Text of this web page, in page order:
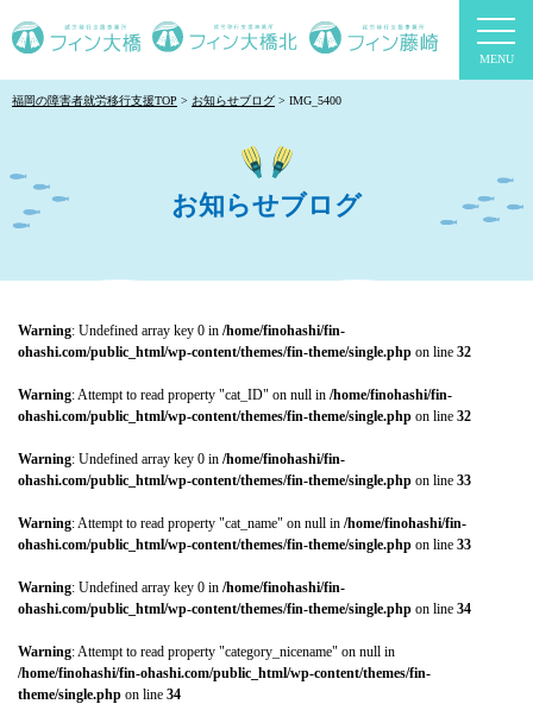
福岡の障害者就労移行支援TOP お知らせブログ IMG_5400
お知らせブログ
Warning: Undefined array key 0 in /home/finohashi/fin-
ohashi.com/public_html/wp-content/themes/fin-theme/single.php on line 32
Warning: Attempt to read property "cat_ID" on null in /home/finohashi/fin-
ohashi.com/public_html/wp-content/themes/fin-theme/single.php on line 32
Warning: Undefined array key 0 in /home/finohashi/fin-
ohashi.com/public_html/wp-content/themes/fin-theme/single.php on line 33
Warning: Attempt to read property "cat_name" on null in /home/finohashi/fin-
ohashi.com/public_html/wp-content/themes/fin-theme/single.php on line 33
Warning: Undefined array key 0 in /home/finohashi/fin-
ohashi.com/public_html/wp-content/themes/fin-theme/single.php on line 34
Warning: Attempt to read property "category_nicename" on null in
/home/finohashi/fin-ohashi.com/public_html/wp-content/themes/fin-
theme/single.php on line 34